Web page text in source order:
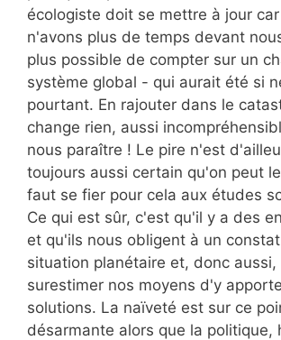
écologiste doit se mettre à jour
n'avons plus de temps devant
plus possible de compter sur un
système global - qui aurait été si
pourtant. En rajouter dans le
change rien, aussi
nous paraître ! Le pire n'est
toujours aussi certain qu'on peut
faut se fier pour cela aux études
Ce qui est sûr, c'est qu'il y a des
et qu'ils nous obligent à un
situation planétaire et, donc aussi,
surestimer nos moyens d'y
solutions. La naïveté est sur ce
désarmante alors que la politique,